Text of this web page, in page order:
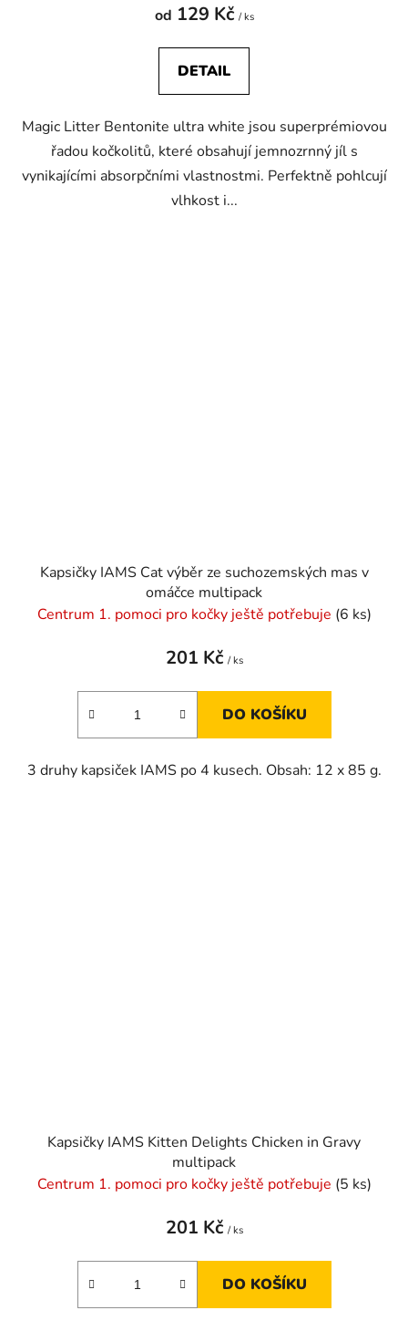
od 129 Kč / ks
DETAIL
Magic Litter Bentonite ultra white jsou superprémiovou
řadou kočkolitů, které obsahují jemnozrnný jíl s
vynikajícími absorpčními vlastnostmi. Perfektně pohlcují
vlhkost i...
Kapsičky IAMS Cat výběr ze suchozemských mas v
omáčce multipack
Centrum 1. pomoci pro kočky ještě potřebuje (6 ks)
201 Kč / ks
DO KOŠÍKU
3 druhy kapsiček IAMS po 4 kusech. Obsah: 12 x 85 g.
Kapsičky IAMS Kitten Delights Chicken in Gravy
multipack
Centrum 1. pomoci pro kočky ještě potřebuje (5 ks)
201 Kč / ks
DO KOŠÍKU